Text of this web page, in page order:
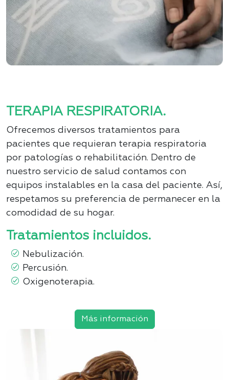
TERAPIA RESPIRATORIA.
Ofrecemos diversos tratamientos para
pacientes que requieran terapia respiratoria
por patologías o rehabilitación. Dentro de
nuestro servicio de salud contamos con
equipos instalables en la casa del paciente. Así,
respetamos su preferencia de permanecer en la
comodidad de su hogar.
Tratamientos incluidos.
Nebulización.
Percusión.
Oxigenoterapia.
Más información